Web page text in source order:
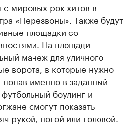
с мировых рок-хитов в
«Перезвоны». Также будут
площадки со
На площади
манеж для уличного
ворота, в которые нужно
попав именно в заданный
боулинг и
смогут показать
рукой, ногой или головой.